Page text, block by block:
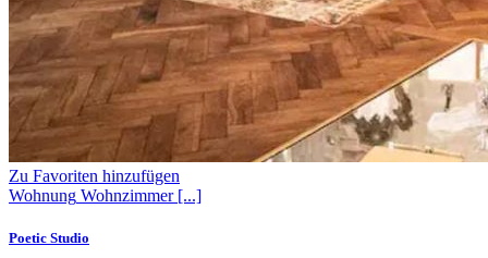
Zu Favoriten hinzufügen
Wohnung Wohnzimmer [...]
Poetic Studio